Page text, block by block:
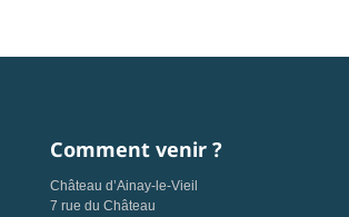
Comment venir ?
Château d’Ainay-le-Vieil
7 rue du Château